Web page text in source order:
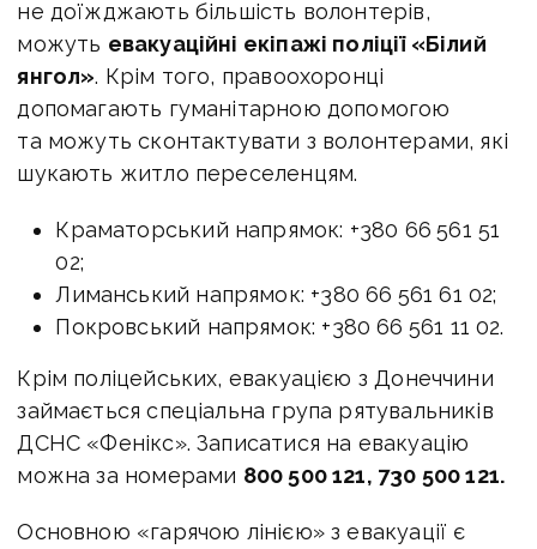
не доїжджають більшість волонтерів,
можуть евакуаційні екіпажі поліції «Білий
янгол». Крім того, правоохоронці
допомагають гуманітарною допомогою
та можуть сконтактувати з волонтерами, які
шукають житло переселенцям.
Краматорський напрямок: +380 66 561 51
02;
Лиманський напрямок: +380 66 561 61 02;
Покровський напрямок: +380 66 561 11 02.
Крім поліцейських, евакуацією з Донеччини
займається спеціальна група рятувальників
ДСНС «Фенікс». Записатися на евакуацію
можна за номерами 800 500 121, 730 500 121.
Основною «гарячою лінією» з евакуації є